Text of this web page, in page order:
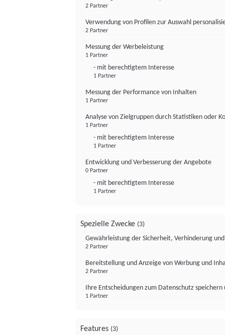
2 Partner
Verwendung von Profilen zur Auswahl
2 Partner
Messung der Werbeleistung
1 Partner
- mit berechtigtem Interesse
1 Partner
Messung der Performance von Inhalten
1 Partner
Analyse von Zielgruppen durch Statistiken oder
1 Partner
- mit berechtigtem Interesse
1 Partner
Entwicklung und Verbesserung der Angebote
0 Partner
- mit berechtigtem Interesse
1 Partner
Spezielle Zwecke (3)
Gewährleistung der Sicherheit, Verhinderung
2 Partner
Bereitstellung und Anzeige von Werbung und
2 Partner
Ihre Entscheidungen zum Datenschutz
1 Partner
Features (3)